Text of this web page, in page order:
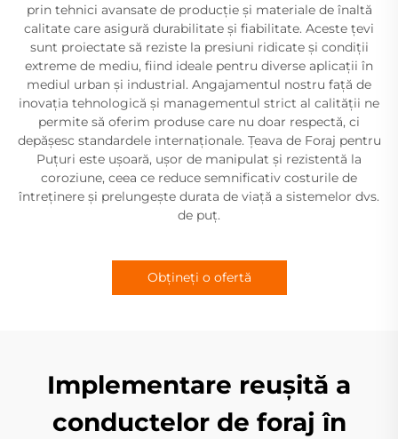
prin tehnici avansate de producție și materiale de înaltă
calitate care asigură durabilitate și fiabilitate. Aceste țevi
sunt proiectate să reziste la presiuni ridicate și condiții
extreme de mediu, fiind ideale pentru diverse aplicații în
mediul urban și industrial. Angajamentul nostru față de
inovația tehnologică și managementul strict al calității ne
permite să oferim produse care nu doar respectă, ci
depășesc standardele internaționale. Țeava de Foraj pentru
Puțuri este ușoară, ușor de manipulat și rezistentă la
coroziune, ceea ce reduce semnificativ costurile de
întreținere și prelungește durata de viață a sistemelor dvs.
de puț.
Obțineți o ofertă
Implementare reușită a
conductelor de foraj în